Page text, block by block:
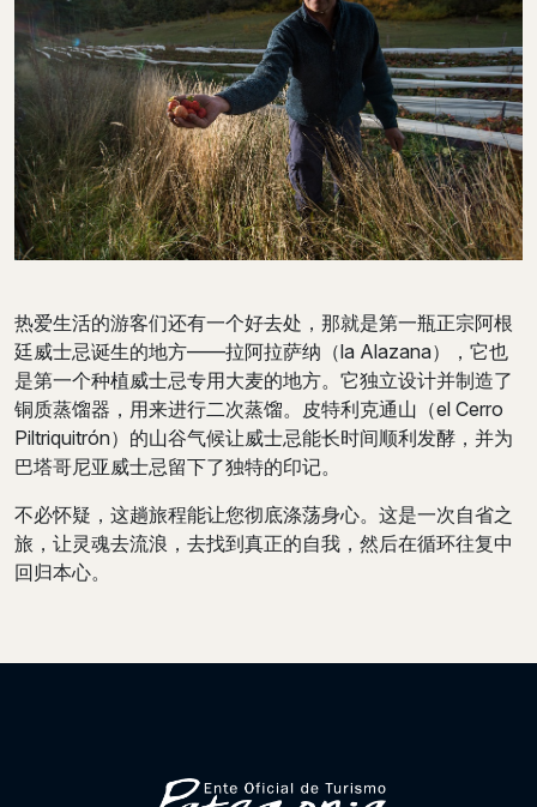
热爱生活的游客们还有一个好去处，那就是第一瓶正宗阿根
廷威士忌诞生的地方——拉阿拉萨纳（la Alazana），它也
是第一个种植威士忌专用大麦的地方。它独立设计并制造了
铜质蒸馏器，用来进行二次蒸馏。皮特利克通山（el Cerro
Piltriquitrón）的山谷气候让威士忌能长时间顺利发酵，并为
巴塔哥尼亚威士忌留下了独特的印记。
不必怀疑，这趟旅程能让您彻底涤荡身心。这是一次自省之
旅，让灵魂去流浪，去找到真正的自我，然后在循环往复中
回归本心。